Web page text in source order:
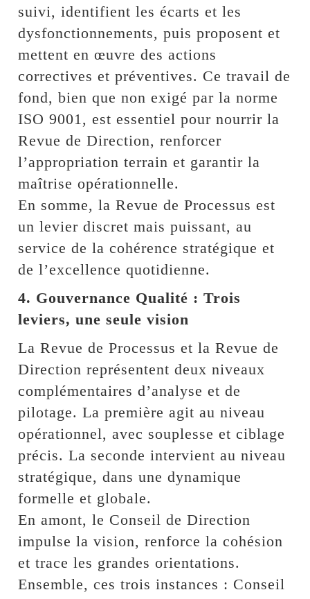
suivi, identifient les écarts et les
dysfonctionnements, puis proposent et
mettent en œuvre des actions
correctives et préventives. Ce travail de
fond, bien que non exigé par la norme
ISO 9001, est essentiel pour nourrir la
Revue de Direction, renforcer
l’appropriation terrain et garantir la
maîtrise opérationnelle.
En somme, la Revue de Processus est
un levier discret mais puissant, au
service de la cohérence stratégique et
de l’excellence quotidienne.
4. Gouvernance Qualité : Trois
leviers, une seule vision
La Revue de Processus et la Revue de
Direction représentent deux niveaux
complémentaires d’analyse et de
pilotage. La première agit au niveau
opérationnel, avec souplesse et ciblage
précis. La seconde intervient au niveau
stratégique, dans une dynamique
formelle et globale.
En amont, le Conseil de Direction
impulse la vision, renforce la cohésion
et trace les grandes orientations.
Ensemble, ces trois instances : Conseil